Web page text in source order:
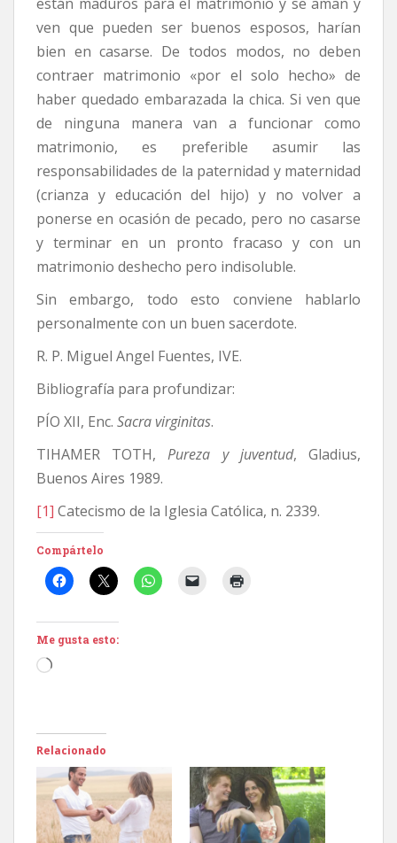
están maduros para el matrimonio y se aman y
ven que pueden ser buenos esposos, harían
bien en casarse. De todos modos, no deben
contraer matrimonio «por el solo hecho» de
haber quedado embarazada la chica. Si ven que
de ninguna manera van a funcionar como
matrimonio, es preferible asumir las
responsabilidades de la paternidad y maternidad
(crianza y educación del hijo) y no volver a
ponerse en ocasión de pecado, pero no casarse
y terminar en un pronto fracaso y con un
matrimonio deshecho pero indisoluble.
Sin embargo, todo esto conviene hablarlo
personalmente con un buen sacerdote.
R. P. Miguel Angel Fuentes, IVE.
Bibliografía para profundizar:
PÍO XII, Enc. Sacra virginitas.
TIHAMER TOTH,Pureza y juventud, Gladius,
Buenos Aires 1989.
[1] Catecismo de la Iglesia Católica, n. 2339.
Compártelo
Me gusta esto:
Cargando...
Relacionado